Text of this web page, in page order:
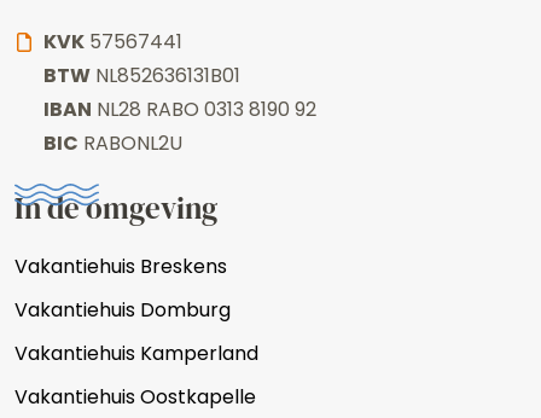
KVK 57567441
BTW NL852636131B01
IBAN NL28 RABO 0313 8190 92
BIC RABONL2U
In de omgeving
Vakantiehuis Breskens
Vakantiehuis Domburg
Vakantiehuis Kamperland
Vakantiehuis Oostkapelle